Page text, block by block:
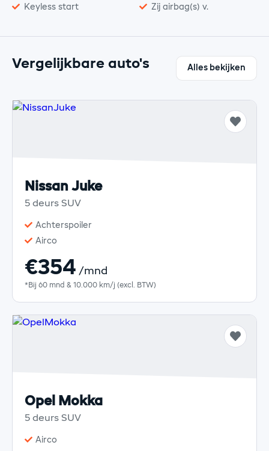
Keyless start Zij airbag(s) v.
Vergelijkbare auto's Alles bekijken
Nissan Juke
5 deurs SUV
Achterspoiler
Airco
€354 /mnd
*Bij 60 mnd & 10.000 km/j (excl. BTW)
Opel Mokka
5 deurs SUV
Airco